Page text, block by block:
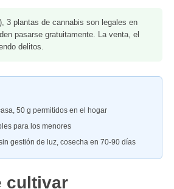
3 plantas de cannabis son legales en
pasarse gratuitamente. La venta, el
delitos.
50 g permitidos en el hogar
para los menores
gestión de luz, cosecha en 70-90 días
cultivar